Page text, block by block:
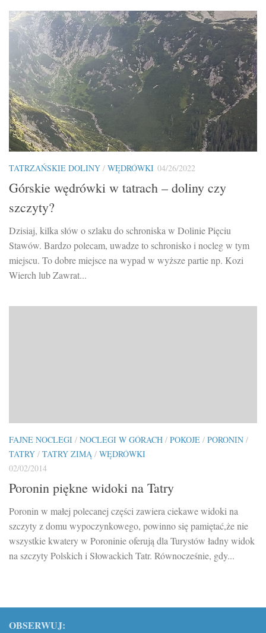
TATRZAŃSKIE DOLINY / WĘDRÓWKI 04/26/2022
Górskie wędrówki w tatrach – doliny czy
szczyty?
Dzisiaj, kilka słów o szlaku do schroniska w Dolinie Pięciu
Stawów. Bardzo polecam, uwadze to schronisko i nocleg w tym
miejscu. To dobre miejsce na wypad w wyższe partie np. Kozi
Wierch lub Zawrat...
FAJNE NOCLEGI / NOCLEGI W GÓRACH / POKOJE / PORONIN /
TATRY / TATRY ZIMĄ / WĘDRÓWKI
02/02/2014
Poronin piękne widoki na Tatry
Poronin w małej polecanej części zawiera ciekawe widoki na
szczyty z domu wypoczynkowego, powinno się pamiętać,że nie
wszystkie kwatery w Poroninie oferują dla Turystów ładny widok
na szczyty Polskich i Słowackich Tatr. Równocześnie, gdy...
OBSERWUJ: